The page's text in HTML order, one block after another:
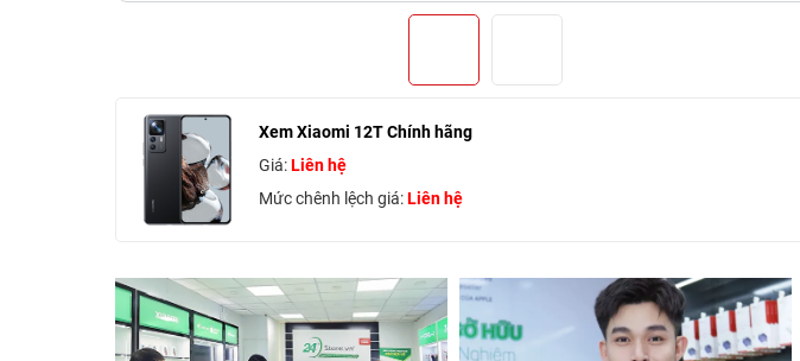
Xem Xiaomi 12T Chính hãng
Giá:Liên hệ
Mức chênh lệch giá:Liên hệ